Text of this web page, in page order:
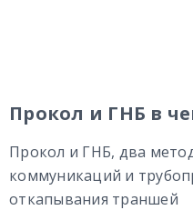
Прокол и ГНБ в
Прокол и ГНБ, два
коммуникаций и
откапывания траншей